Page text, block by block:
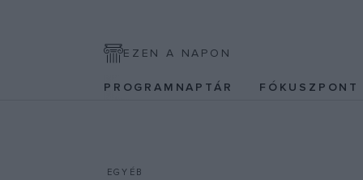
EZEN A NAPON
PROGRAMNAPTÁR FÓKUSZPONT
EGYÉB